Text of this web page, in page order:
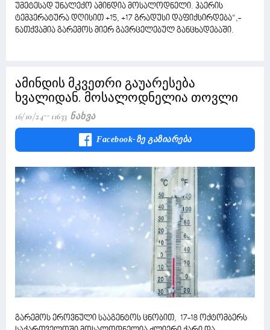
უმეტესად უნალექო ამინდია მოსალოდნელი. ჰაერის
ტემპერატურა დღისით +15, +17 გრადუსი დაფიქსირდება“,-
ნათქვამია გარემოს მიერ გავრცელებულ განცხადებაში.
ამინდის მკვეთრი გაუარესება
ხვალიდან. მოსალოდნელია თოვლი
16/10/24 11633 Ნახვა
Facebook-Ზე Გაზიარება
გარემოს ეროვნული სააგენტოს ცნობით, 17-18 ოქტომბერს